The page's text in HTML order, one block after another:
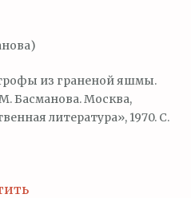
из граненой яшмы.
Басманова. Москва,
литература», 1970. С.